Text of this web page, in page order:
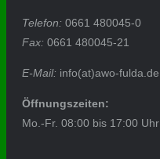
Telefon: 0661 480045-0
Fax: 0661 480045-21
E-Mail: info(at)awo-fulda.de
Öffnungszeiten:
Mo.-Fr. 08:00 bis 17:00 Uhr